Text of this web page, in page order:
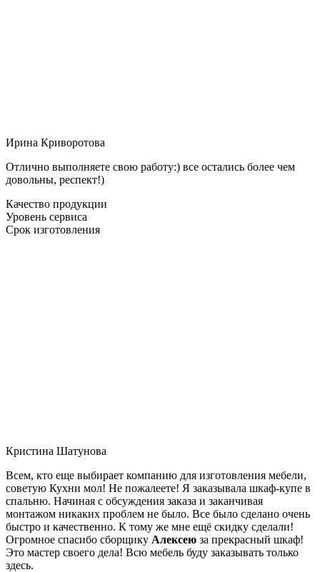
Ирина Криворотова
Отлично выполняете свою работу:) все остались более чем
довольны, респект!)
Качество продукции
Уровень сервиса
Срок изготовления
Кристина Шатунова
Всем, кто еще выбирает компанию для изготовления мебели,
советую Кухни мол! Не пожалеете! Я заказывала шкаф-купе в
спальню. Начиная с обсуждения заказа и заканчивая
монтажом никаких проблем не было. Все было сделано очень
быстро и качественно. К тому же мне ещё скидку сделали!
Огромное спасибо сборщику Алексею за прекрасный шкаф!
Это мастер своего дела! Всю мебель буду заказывать только
здесь.